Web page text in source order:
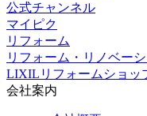
公式チャンネル
マイピク
リフォーム
リフォーム・リノベー
LIXILリフォームショッ
会社案内